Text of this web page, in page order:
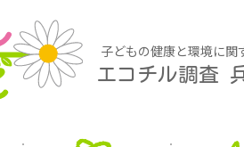
子どもの健康と環境に関
エコチル調査